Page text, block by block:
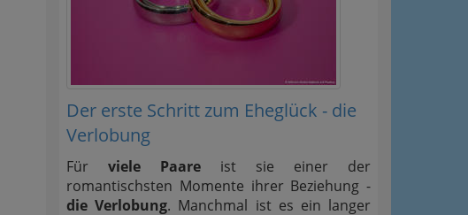
Der erste Schritt zum Eheglück - die
Verlobung
Für viele Paare ist sie einer der
romantischsten Momente ihrer Beziehung -
die Verlobung. Manchmal ist es ein langer